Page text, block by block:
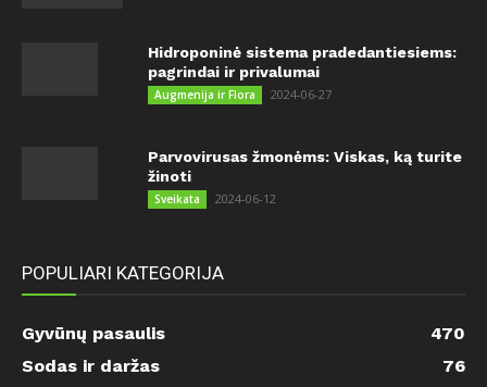
Hidroponinė sistema pradedantiesiems:
pagrindai ir privalumai
Augmenija ir Flora 2024-06-27
Parvovirusas žmonėms: Viskas, ką turite
žinoti
Sveikata 2024-06-12
POPULIARI KATEGORIJA
Gyvūnų pasaulis
470
Sodas ir daržas
76